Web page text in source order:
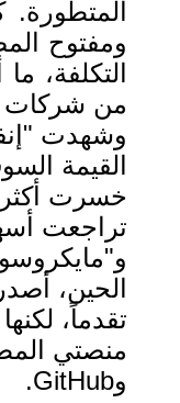
المتطورة.
ومفتوح
التكلفة،
من شركات
وشهدت
القيمة
تراجعت
الحين،
تقدماً،
وGitHub.